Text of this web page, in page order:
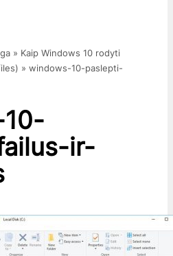
» Kaip Windows 10 rodyti
» windows-10-paslepti-
ir-